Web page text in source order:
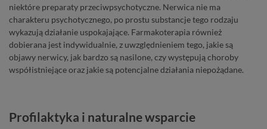
niektóre preparaty przeciwpsychotyczne. Nerwica nie ma
charakteru psychotycznego, po prostu substancje tego rodzaju
wykazują działanie uspokajające. Farmakoterapia również
dobierana jest indywidualnie, z uwzględnieniem tego, jakie są
objawy nerwicy, jak bardzo są nasilone, czy występują choroby
współistniejące oraz jakie są potencjalne działania niepożądane.
Profilaktyka i naturalne wsparcie